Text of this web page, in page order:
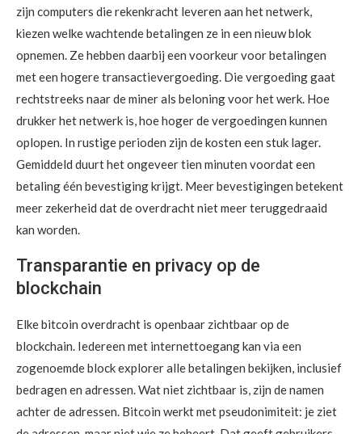
zijn computers die rekenkracht leveren aan het netwerk,
kiezen welke wachtende betalingen ze in een nieuw blok
opnemen. Ze hebben daarbij een voorkeur voor betalingen
met een hogere transactievergoeding. Die vergoeding gaat
rechtstreeks naar de miner als beloning voor het werk. Hoe
drukker het netwerk is, hoe hoger de vergoedingen kunnen
oplopen. In rustige perioden zijn de kosten een stuk lager.
Gemiddeld duurt het ongeveer tien minuten voordat een
betaling één bevestiging krijgt. Meer bevestigingen betekent
meer zekerheid dat de overdracht niet meer teruggedraaid
kan worden.
Transparantie en privacy op de
blockchain
Elke bitcoin overdracht is openbaar zichtbaar op de
blockchain. Iedereen met internettoegang kan via een
zogenoemde block explorer alle betalingen bekijken, inclusief
bedragen en adressen. Wat niet zichtbaar is, zijn de namen
achter de adressen. Bitcoin werkt met pseudonimiteit: je ziet